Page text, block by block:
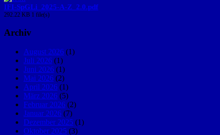
IFI-SpGLi_2025-A-Z_2.0.pdf
292.22 KB 1 file(s)
Archiv
August 2026 (1)
Juli 2026 (1)
Juni 2026 (1)
Mai 2026 (2)
April 2026 (1)
März 2026 (5)
Februar 2026 (2)
Januar 2026 (7)
Dezember 2025 (1)
Oktober 2025 (3)